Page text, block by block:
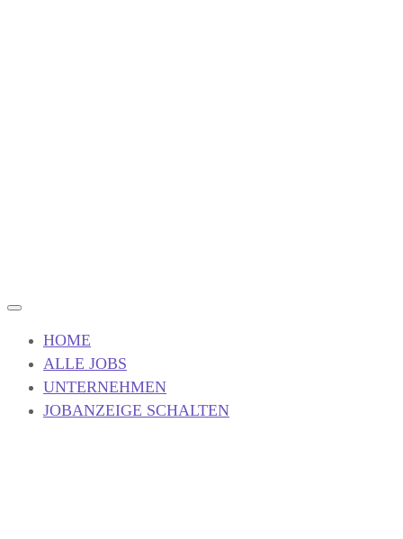
HOME
ALLE JOBS
UNTERNEHMEN
JOBANZEIGE SCHALTEN